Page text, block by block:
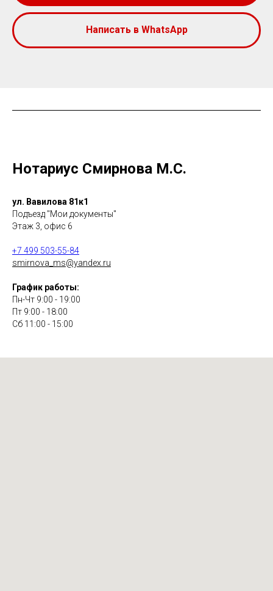
Написать в WhatsApp
Нотариус Смирнова М.С.
ул. Вавилова 81к1
Подъезд "Мои документы"
Этаж 3, офис 6
+7 499 503-55-84
smirnova_ms@yandex.ru
График работы:
Пн-Чт 9:00 - 19:00
Пт 9:00 - 18:00
Сб 11:00 - 15:00